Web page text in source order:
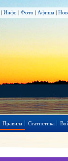
| Инфо | Фото | Афиша |
Правила Статистика